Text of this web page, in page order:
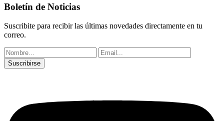
Boletín de Noticias
Suscribite para recibir las últimas novedades directamente en tu
correo.
Suscribirse